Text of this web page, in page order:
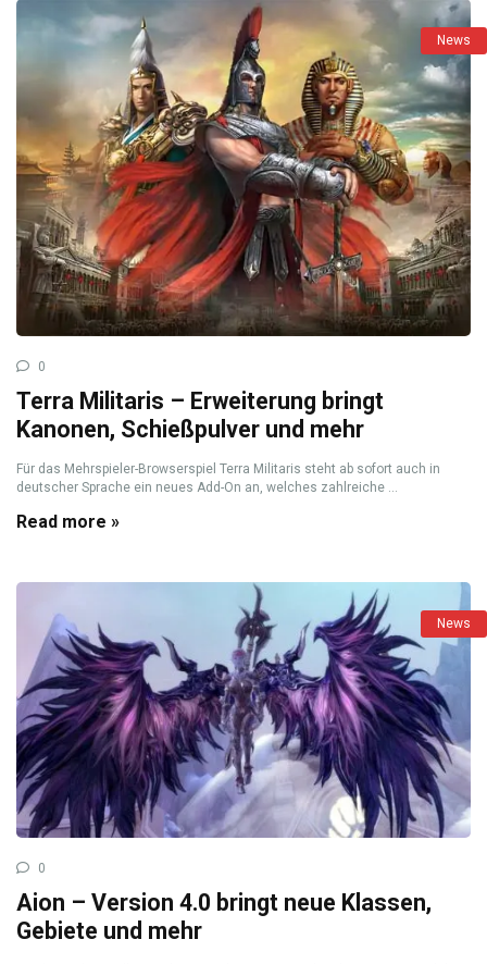
News
0
Terra Militaris – Erweiterung bringt
Kanonen, Schießpulver und mehr
Für das Mehrspieler-Browserspiel Terra Militaris steht ab sofort auch in
deutscher Sprache ein neues Add-On an, welches zahlreiche ...
Read more »
News
0
Aion – Version 4.0 bringt neue Klassen,
Gebiete und mehr